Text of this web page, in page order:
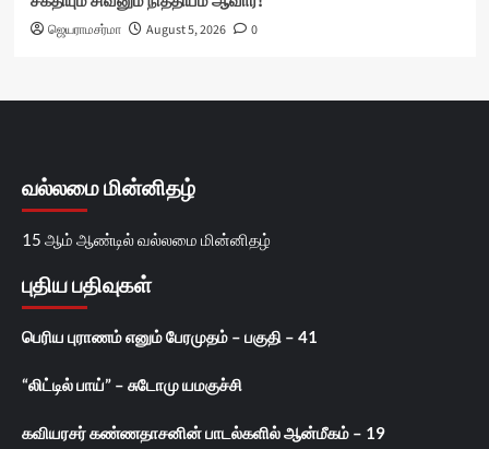
ஜெயராமசர்மா August 5, 2026 0
வல்லமை மின்னிதழ்
15 ஆம் ஆண்டில் வல்லமை மின்னிதழ்
புதிய பதிவுகள்
பெரிய புராணம் எனும் பேரமுதம் – பகுதி – 41
“லிட்டில் பாய்” – சுடோமு யமகுச்சி
கவியரசர் கண்ணதாசனின் பாடல்களில் ஆன்மீகம் – 19